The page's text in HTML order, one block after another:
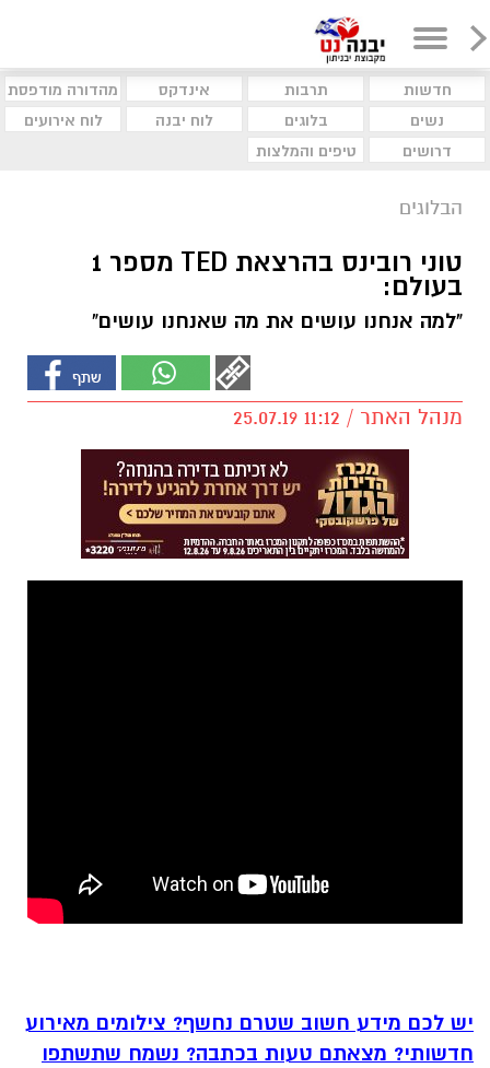
חדשות תרבות אינדקס
מהדורה מודפסת
נשים
בלוגים לוח יבנה
לוח אירועים
דרושים
טיפים והמלצות
הבלוגים
טוני רובינס בהרצאת TED מספר 1
בעולם:
"למה אנחנו עושים את מה שאנחנו עושים"
מנהל האתר / 11:12 25.07.19
יש לכם מידע חשוב שטרם נחשף? צילומים מאירוע
חדשותי? מצאתם טעות בכתבה? נשמח שתשתפו